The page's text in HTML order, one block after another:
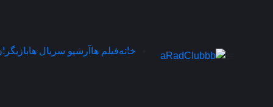
خانهفیلم ها آرشیو سریال ها